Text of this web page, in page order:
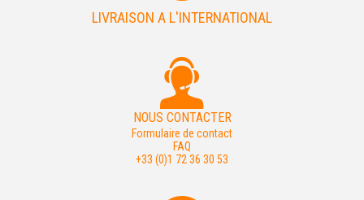
LIVRAISON A L'INTERNATIONAL
NOUS CONTACTER
Formulaire de contact
FAQ
+33 (0)1 72 36 30 53